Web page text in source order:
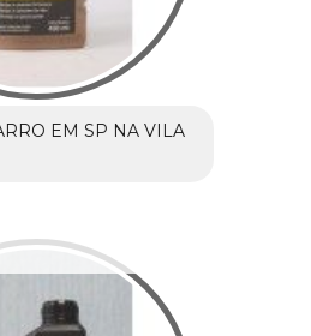
EM SP NA VILA